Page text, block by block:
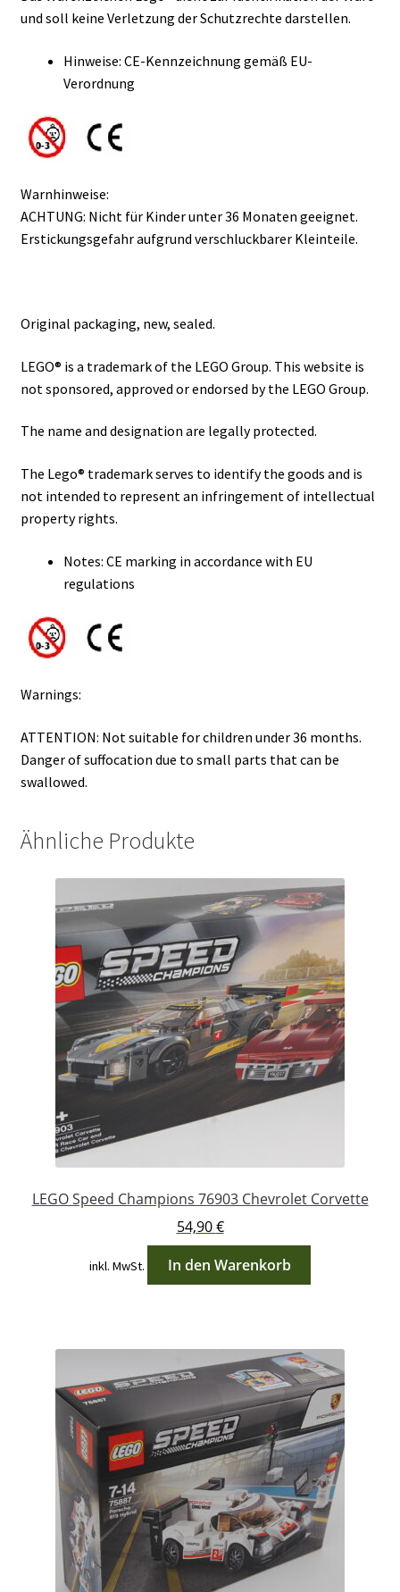
und soll keine Verletzung der Schutzrechte darstellen.
Hinweise: CE-Kennzeichnung gemäß EU-
Verordnung
Warnhinweise:
ACHTUNG: Nicht für Kinder unter 36 Monaten geeignet.
Erstickungsgefahr aufgrund verschluckbarer Kleinteile.
Original packaging, new, sealed.
LEGO® is a trademark of the LEGO Group. This website is
not sponsored, approved or endorsed by the LEGO Group.
The name and designation are legally protected.
The Lego® trademark serves to identify the goods and is
not intended to represent an infringement of intellectual
property rights.
Notes: CE marking in accordance with EU
regulations
Warnings:
ATTENTION: Not suitable for children under 36 months.
Danger of suffocation due to small parts that can be
swallowed.
Ähnliche Produkte
LEGO Speed Champions 76903 Chevrolet Corvette
54,90€
inkl. MwSt. In den Warenkorb